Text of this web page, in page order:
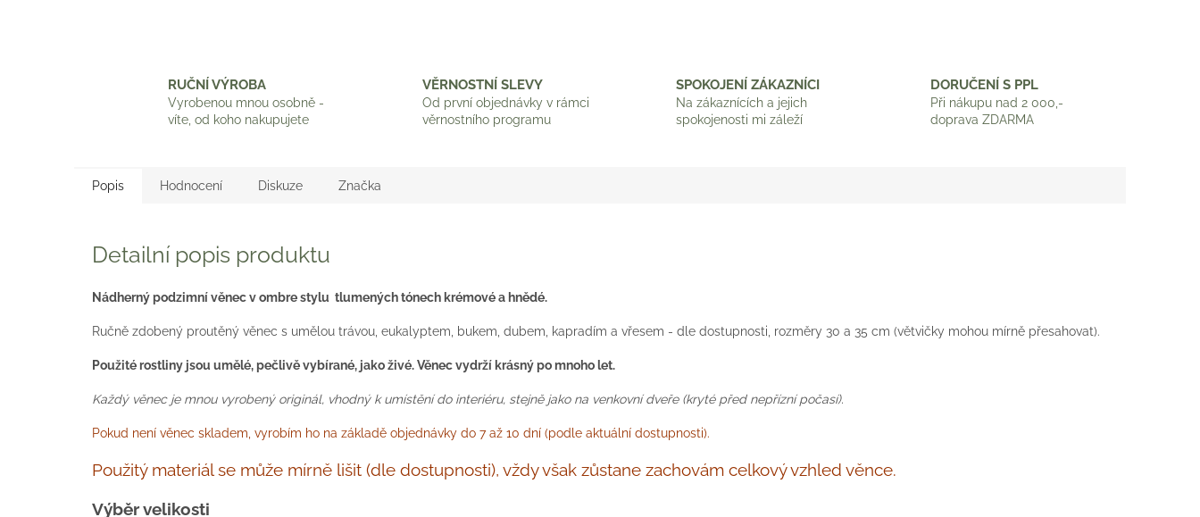
RUČNÍ VÝROBA
Vyrobenou mnou osobně -
víte, od koho nakupujete
VĚRNOSTNÍ SLEVY
Od první objednávky v rámci
věrnostního programu
SPOKOJENÍ ZÁKAZNÍCI
Na zákaznících a jejich
spokojenosti mi záleží
DORUČENÍ S PPL
Při nákupu nad 2 000,-
doprava ZDARMA
Popis Hodnocení Diskuze Značka
Detailní popis produktu
Nádherný podzimní věnec v ombre stylu tlumených tónech krémové a hnědé.
Ručně zdobený proutěný věnec s umělou trávou, eukalyptem, bukem, dubem, kapradím a vřesem - dle dostupnosti, rozměry 30 a 35 cm (větvičky mohou mírně přesahovat).
Použité rostliny jsou umělé, pečlivě vybírané, jako živé. Věnec vydrží krásný po mnoho let.
Každý věnec je mnou vyrobený originál, vhodný k umístění do interiéru, stejně jako na venkovní dveře (kryté před nepřízní počasí).
Pokud není věnec skladem, vyrobím ho na základě objednávky do 7 až 10 dní (podle aktuální dostupnosti).
Použitý materiál se může mírně lišit (dle dostupnosti), vždy však zůstane zachovám celkový vzhled věnce.
Výběr velikosti